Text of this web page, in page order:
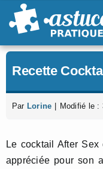
Passer
au
Recette
Par Lorine Modifié le :
Le cocktail After
appréciée pour son